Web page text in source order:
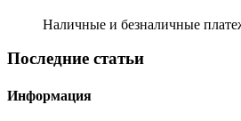
Наличные и безналичные
Последние статьи
Информация